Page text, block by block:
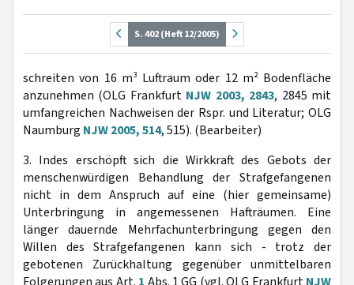
S. 402 (Heft 12/2005)
schreiten von 16 m³ Luftraum oder 12 m² Bodenfläche
anzunehmen (OLG Frankfurt NJW 2003, 2843, 2845 mit
umfangreichen Nachweisen der Rspr. und Literatur; OLG
Naumburg NJW 2005, 514, 515). (Bearbeiter)
3. Indes erschöpft sich die Wirkkraft des Gebots der
menschenwürdigen Behandlung der Strafgefangenen
nicht in dem Anspruch auf eine (hier gemeinsame)
Unterbringung in angemessenen Hafträumen. Eine
länger dauernde Mehrfachunterbringung gegen den
Willen des Strafgefangenen kann sich - trotz der
gebotenen Zurückhaltung gegenüber unmittelbaren